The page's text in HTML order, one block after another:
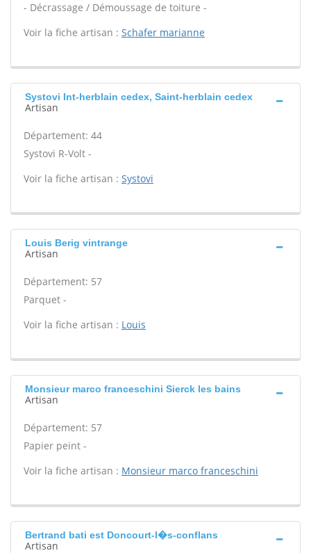
- Décrassage / Démoussage de toiture -
Voir la fiche artisan : Schafer marianne
Systovi Int-herblain cedex, Saint-herblain cedex
Artisan
Département: 44
Systovi R-Volt -
Voir la fiche artisan : Systovi
Louis Berig vintrange
Artisan
Département: 57
Parquet -
Voir la fiche artisan : Louis
Monsieur marco franceschini Sierck les bains
Artisan
Département: 57
Papier peint -
Voir la fiche artisan : Monsieur marco franceschini
Bertrand bati est Doncourt-l�s-conflans
Artisan